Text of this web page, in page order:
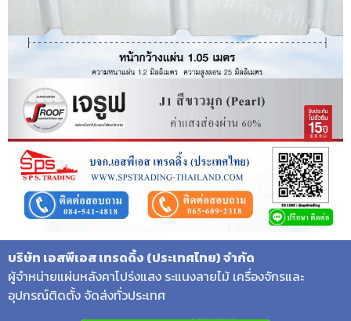
บริษัท เอสพีเอส เทรดดิ้ง (ประเทศไทย) จำกัด
ผู้จำหน่ายแผ่นหลังคาโปร่งแสง ระแนงลายไม้ เครื่องจักรและ
อุปกรณ์ติดตั้ง จัดส่งทั่วประเทศ